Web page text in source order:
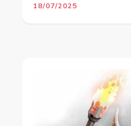
18/07/2025